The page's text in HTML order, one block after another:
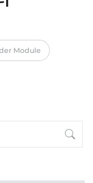
Module
검색